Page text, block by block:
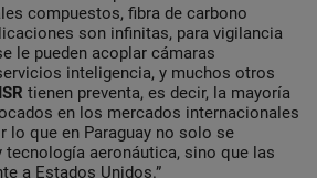
compuestos, fibra de carbono
son infinitas, para vigilancia
le pueden acoplar cámaras
inteligencia, y muchos otros
tienen preventa, es decir, la mayoría
en los mercados internacionales
lo que en Paraguay no solo se
tecnología aeronáutica, sino que las
a Estados Unidos.”